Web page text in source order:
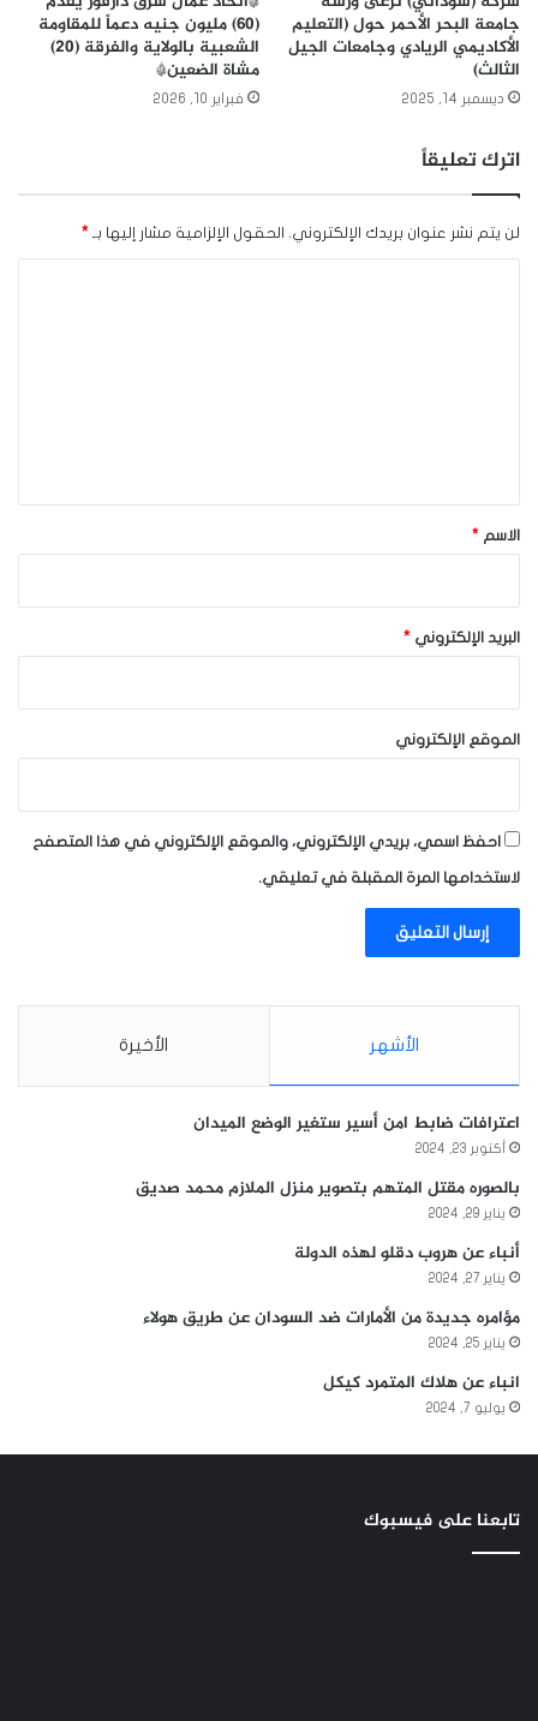
جامعة البحر الأحمر حول (التعليم
الأكاديمي الريادي وجامعات الجيل
الثالث)
ديسمبر 14, 2025
(60) مليون جنيه دعماً للمقاومة
الشعبية بالولاية والفرقة (20)
مشاة الضعين*
فبراير 10, 2026
اترك تعليقاً
لن يتم نشر عنوان بريدك الإلكتروني. الحقول الإلزامية مشار إليها بـ *
*الاسم *
البريد الإلكتروني *
الموقع الإلكتروني
احفظ اسمي، بريدي الإلكتروني، والموقع الإلكتروني في هذا المتصفح
لاستخدامها المرة المقبلة في تعليقي.
الأشهر الأخيرة
اعترافات ضابط امن أسير ستغير الوضع الميدان
أكتوبر 23, 2024
بالصوره مقتل المتهم بتصوير منزل الملازم محمد صديق
يناير 29, 2024
أنباء عن هروب دقلو لهذه الدولة
يناير 27, 2024
مؤامره جديدة من الأمارات ضد السودان عن طريق هولاء
يناير 25, 2024
انباء عن هلاك المتمرد كيكل
يوليو 7, 2024
تابعنا على فيسبوك